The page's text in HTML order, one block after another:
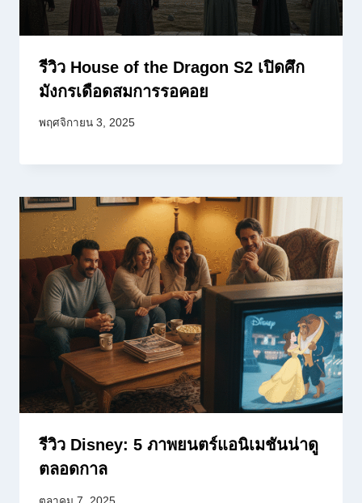
รีวิว House of the Dragon S2 เปิดศึก
มังกรเดือดสมการรอคอย
พฤศจิกายน 3, 2025
รีวิว Disney: 5 ภาพยนตร์แอนิเมชันน่าดู
ตลอดกาล